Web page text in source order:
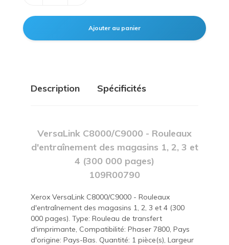
Description Spécificités
VersaLink C8000/C9000 - Rouleaux
d'entraînement des magasins 1, 2, 3 et
4 (300 000 pages)
109R00790
Xerox VersaLink C8000/C9000 - Rouleaux
d'entraînement des magasins 1, 2, 3 et 4 (300
000 pages). Type: Rouleau de transfert
d'imprimante, Compatibilité: Phaser 7800, Pays
d'origine: Pays-Bas. Quantité: 1 pièce(s), Largeur